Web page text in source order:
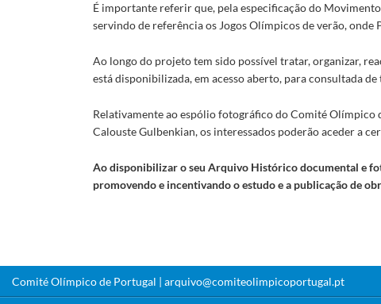
É importante referir que, pela especificação do
servindo de referência os Jogos Olímpicos de verão,
Ao longo do projeto tem sido possível tratar, organizar,
está disponibilizada, em acesso aberto, para consultada
Relativamente ao espólio fotográfico do Comité Olímpico
Calouste Gulbenkian, os interessados poderão aceder a
Ao disponibilizar o seu Arquivo Histórico documental e
promovendo e incentivando o estudo e a publicação de
Comité Olímpico de Portugal | arquivo@comiteolimpicoportugal.pt